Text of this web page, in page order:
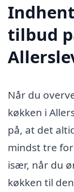
tilbud
Når du
køkken i
på, at det
mindst tre
især, når du
køkken til